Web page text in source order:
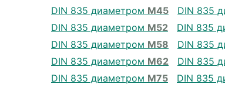
DIN 835 диаметром М45 DIN 835
DIN 835 диаметром М52 DIN 835
DIN 835 диаметром М58 DIN 835
DIN 835 диаметром М62 DIN 835
DIN 835 диаметром М75 DIN 835